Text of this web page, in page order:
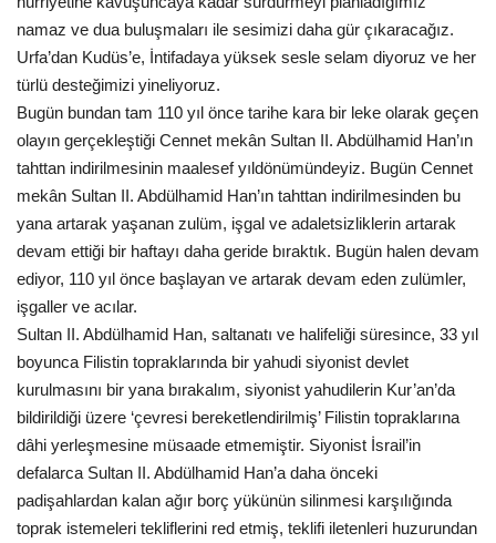
Kültür Sanat
namaz ve dua buluşmaları ile sesimizi daha gür çıkaracağız.
Urfa’dan Kudüs’e, İntifadaya yüksek sesle selam diyoruz ve her
türlü desteğimizi yineliyoruz.
Bugün bundan tam 110 yıl önce tarihe kara bir leke olarak geçen
olayın gerçekleştiği Cennet mekân Sultan II. Abdülhamid Han’ın
tahttan indirilmesinin maalesef yıldönümündeyiz. Bugün Cennet
mekân Sultan II. Abdülhamid Han’ın tahttan indirilmesinden bu
yana artarak yaşanan zulüm, işgal ve adaletsizliklerin artarak
devam ettiği bir haftayı daha geride bıraktık. Bugün halen devam
ediyor, 110 yıl önce başlayan ve artarak devam eden zulümler,
işgaller ve acılar.
Sultan II. Abdülhamid Han, saltanatı ve halifeliği süresince, 33 yıl
boyunca Filistin topraklarında bir yahudi siyonist devlet
kurulmasını bir yana bırakalım, siyonist yahudilerin Kur’an’da
bildirildiği üzere ‘çevresi bereketlendirilmiş’ Filistin topraklarına
dâhi yerleşmesine müsaade etmemiştir. Siyonist İsrail’in
defalarca Sultan II. Abdülhamid Han’a daha önceki
padişahlardan kalan ağır borç yükünün silinmesi karşılığında
toprak istemeleri tekliflerini red etmiş, teklifi iletenleri huzurundan